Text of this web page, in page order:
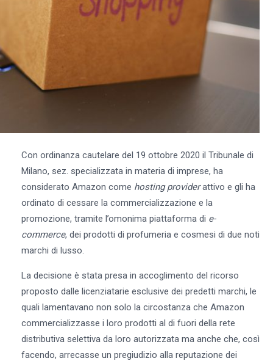
Con ordinanza cautelare del 19 ottobre 2020 il Tribunale di
Milano, sez. specializzata in materia di imprese, ha
considerato Amazon come hosting providerattivo e gli ha
ordinato di cessare la commercializzazione e la
promozione, tramite l’omonima piattaforma di e-
commerce, dei prodotti di profumeria e cosmesi di due noti
marchi di lusso.
La decisione è stata presa in accoglimento del ricorso
proposto dalle licenziatarie esclusive dei predetti marchi, le
quali lamentavano non solo la circostanza che Amazon
commercializzasse i loro prodotti al di fuori della rete
distributiva selettiva da loro autorizzata ma anche che, così
facendo, arrecasse un pregiudizio alla reputazione dei